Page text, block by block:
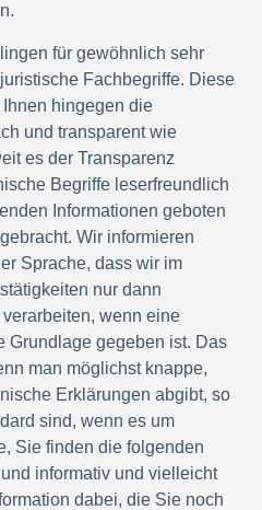
für gewöhnlich sehr
Fachbegriffe. Diese
hingegen die
und transparent wie
es der Transparenz
Begriffe leserfreundlich
Informationen geboten
Wir informieren
Sprache, dass wir im
nur dann
wenn eine
Grundlage gegeben ist. Das
man möglichst knappe,
Erklärungen abgibt, so
sind, wenn es um
Sie finden die folgenden
informativ und vielleicht
dabei, die Sie noch